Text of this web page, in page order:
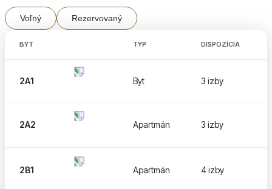
Voľný Rezervovaný
BYT TYP DISPOZÍCIA
2A1 Byt 3 izby
2A2 Apartmán 3 izby
2B1 Apartmán 4 izby